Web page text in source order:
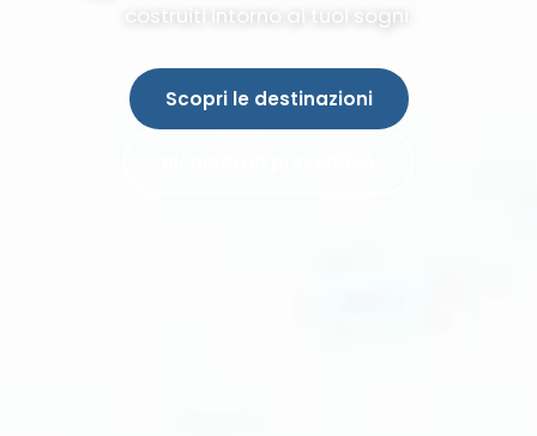
costruiti intorno ai tuoi sogni.
Scopri le destinazioni